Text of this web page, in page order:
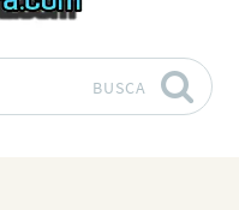
BUSCA